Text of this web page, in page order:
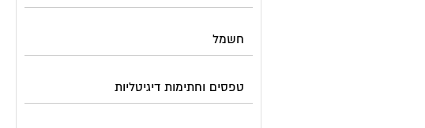
חשמל
טפסים וחתימות דיגיטליות